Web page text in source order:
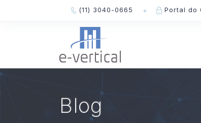
(11) 3040-0665 Portal do
Blog